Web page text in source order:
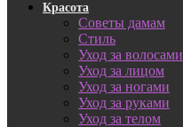
Красота
Советы дамам
Стиль
Уход за волосами
Уход за лицом
Уход за ногами
Уход за руками
Уход за телом